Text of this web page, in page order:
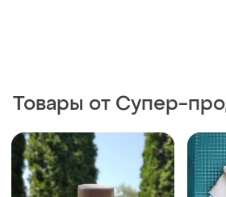
Товары от Супер-